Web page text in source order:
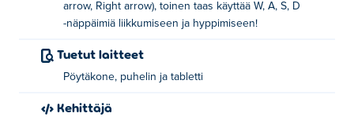
Kuinka pelata Fixing Timea?
1 pelaaja: Vasen ja oikea nuolinäppäimet
liikkumiseen. Välilyönti hyppäämiseen.
2 pelaajaa: Yksi pelaaja käyttää
arrow, Right arrow), toinen taas käyttää W, A, S, D
-näppäimiä liikkumiseen ja hyppimiseen!
Tuetut laitteet
Pöytäkone, puhelin ja tabletti
Kehittäjä